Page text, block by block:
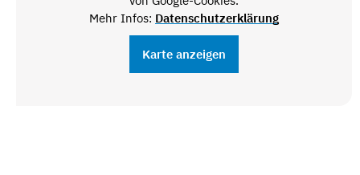
Mehr Infos: Datenschutzerklärung
Karte anzeigen